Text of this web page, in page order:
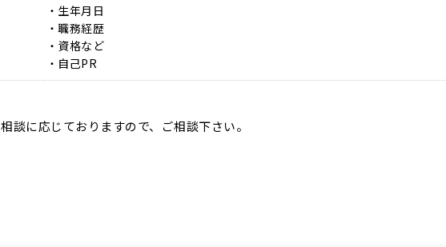
・生年月日
・職務経歴
・資格など
・自己PR
談に応じておりますので、ご相談下さい。